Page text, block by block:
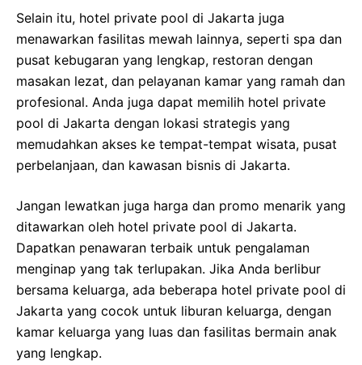
Selain itu, hotel private pool di Jakarta juga
menawarkan fasilitas mewah lainnya, seperti spa dan
pusat kebugaran yang lengkap, restoran dengan
masakan lezat, dan pelayanan kamar yang ramah dan
profesional. Anda juga dapat memilih hotel private
pool di Jakarta dengan lokasi strategis yang
memudahkan akses ke tempat-tempat wisata, pusat
perbelanjaan, dan kawasan bisnis di Jakarta.
Jangan lewatkan juga harga dan promo menarik yang
ditawarkan oleh hotel private pool di Jakarta.
Dapatkan penawaran terbaik untuk pengalaman
menginap yang tak terlupakan. Jika Anda berlibur
bersama keluarga, ada beberapa hotel private pool di
Jakarta yang cocok untuk liburan keluarga, dengan
kamar keluarga yang luas dan fasilitas bermain anak
yang lengkap.